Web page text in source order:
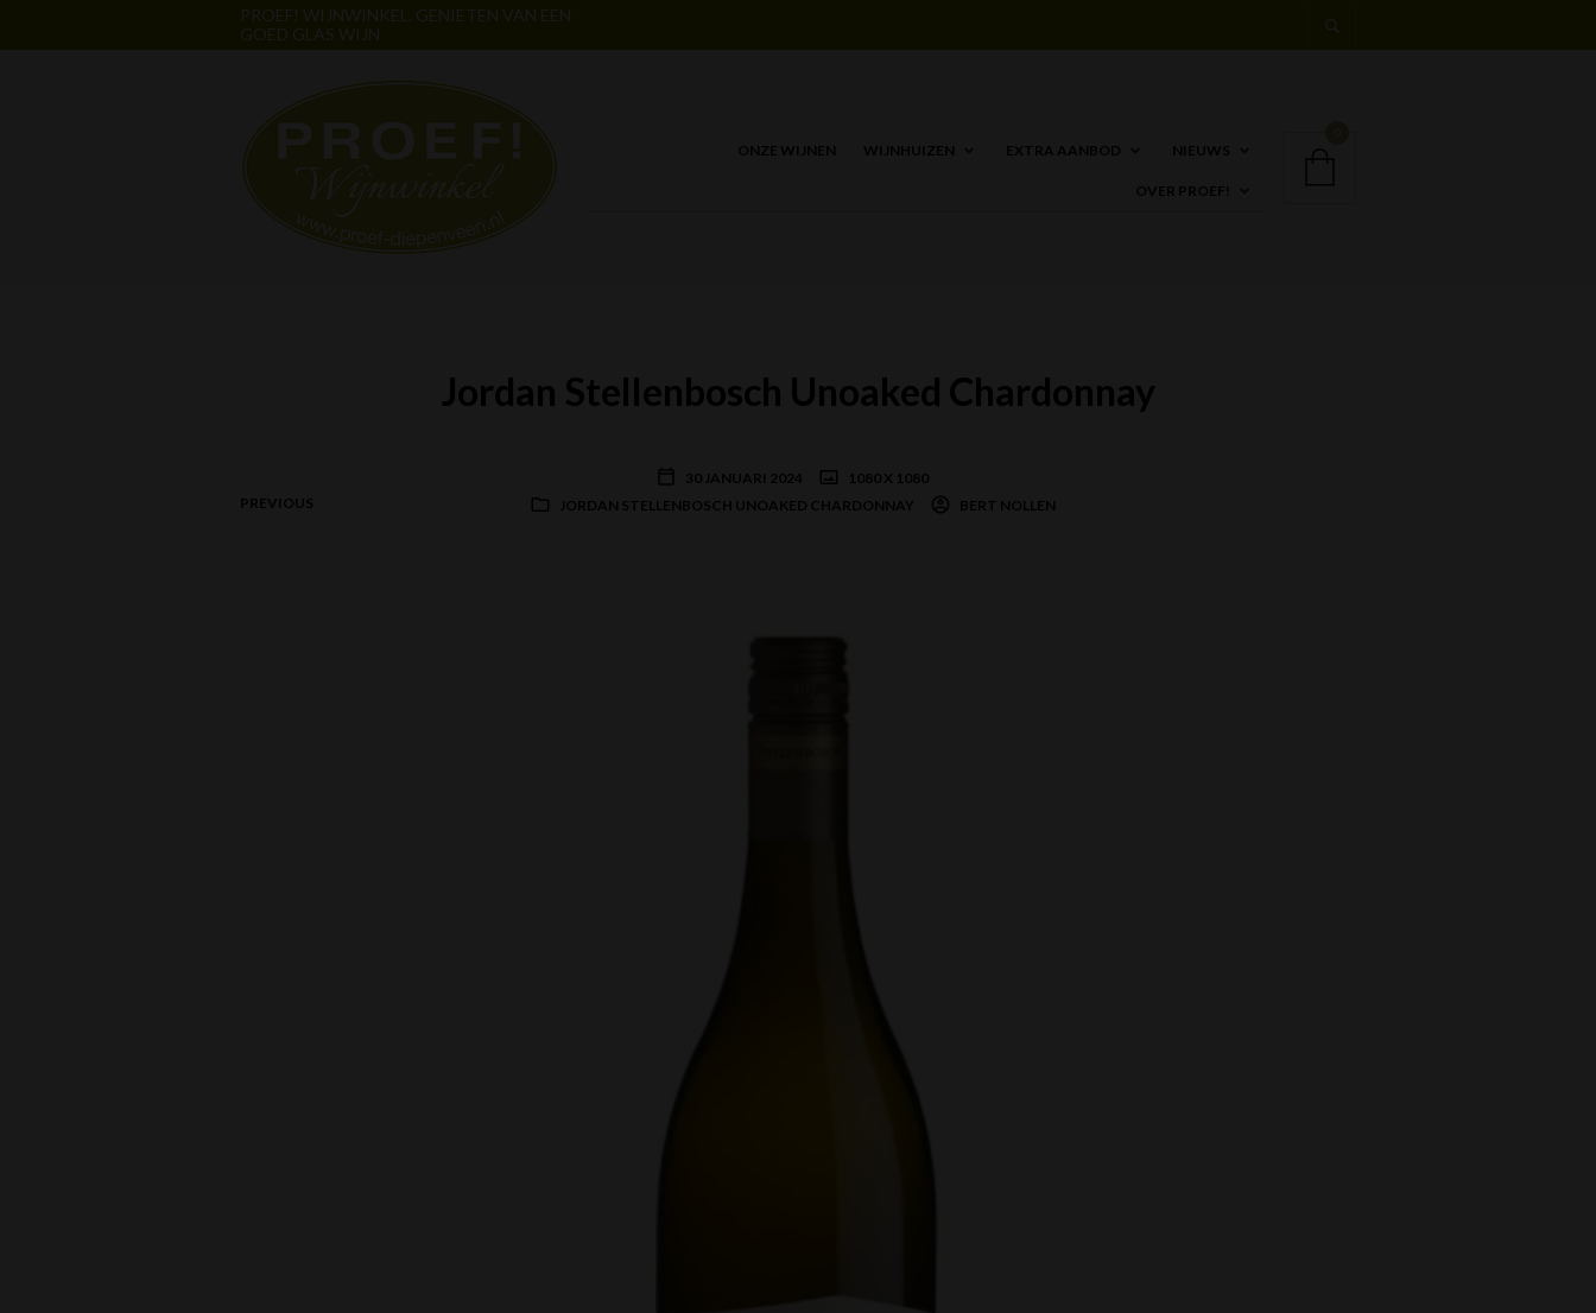
PROEF! WIJNWINKEL. GENIETEN VAN EEN
GOED GLAS WIJN
ONZE WIJNEN WIJNHUIZEN EXTRA AANBOD NIEUWS
OVER PROEF!
Jordan Stellenbosch Unoaked Chardonnay
30 JANUARI 2024
1080 X 1080
JORDAN STELLENBOSCH UNOAKED CHARDONNAY
BERT NOLLEN
PREVIOUS